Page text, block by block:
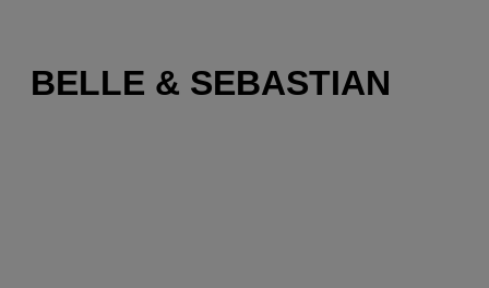
BELLE & SEBASTIAN